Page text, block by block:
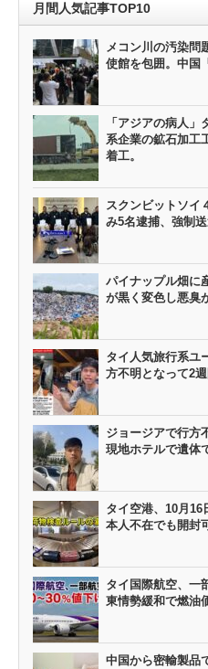
月間人気記事TOP10
メコン川の汚染問
使館を包囲。中国
「アジアの病人
系企業の鉱石加工
着工。
スクンビットソイ
み5名逮捕、強制
パイナップル畑に
が黒く変色し悪臭
タイ人気旅行系ユ
方不明となって2
ジョージアで行方
現地ホテルで遺体
タイ空港、10月16
本人不在でも開封
タイ国際航空、一
東情勢緩和で燃油
中国から密輸製品